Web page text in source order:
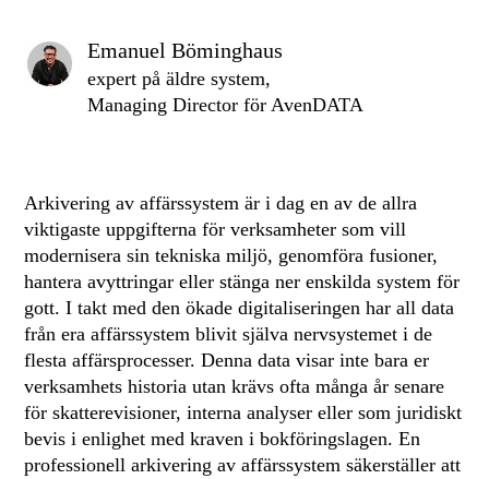
Emanuel Böminghaus
expert på äldre system,
Managing Director för AvenDATA
Arkivering av affärssystem är i dag en av de allra
viktigaste uppgifterna för verksamheter som vill
modernisera sin tekniska miljö, genomföra fusioner,
hantera avyttringar eller stänga ner enskilda system för
gott. I takt med den ökade digitaliseringen har all data
från era affärssystem blivit själva nervsystemet i de
flesta affärsprocesser. Denna data visar inte bara er
verksamhets historia utan krävs ofta många år senare
för skatterevisioner, interna analyser eller som juridiskt
bevis i enlighet med kraven i bokföringslagen. En
professionell arkivering av affärssystem säkerställer att